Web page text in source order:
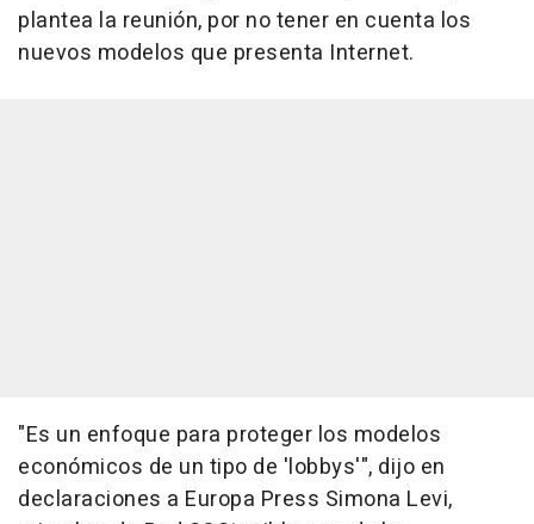
plantea la reunión, por no tener en cuenta los
nuevos modelos que presenta Internet.
"Es un enfoque para proteger los modelos
económicos de un tipo de 'lobbys'", dijo en
declaraciones a Europa Press Simona Levi,